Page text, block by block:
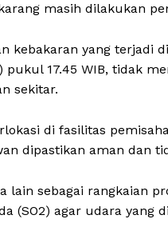
masih dilakukan
kebakaran yang terjadi
pukul 17.45 WIB, tidak
sekitar.
di fasilitas
dipastikan aman dan
sebagai rangkaian
(SO2) agar udara yang